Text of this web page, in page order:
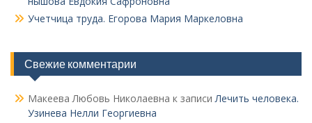
Учетчица труда. Его­рова Мария Маркеловна
Свежие комментарии
Макеева Любовь Николаевна к записиЛечить человека.
Узинева Нелли Георгиевна